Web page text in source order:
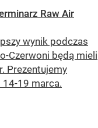
Raw Air
wynik podczas
Czerwoni będą mieli
Prezentujemy
19 marca.